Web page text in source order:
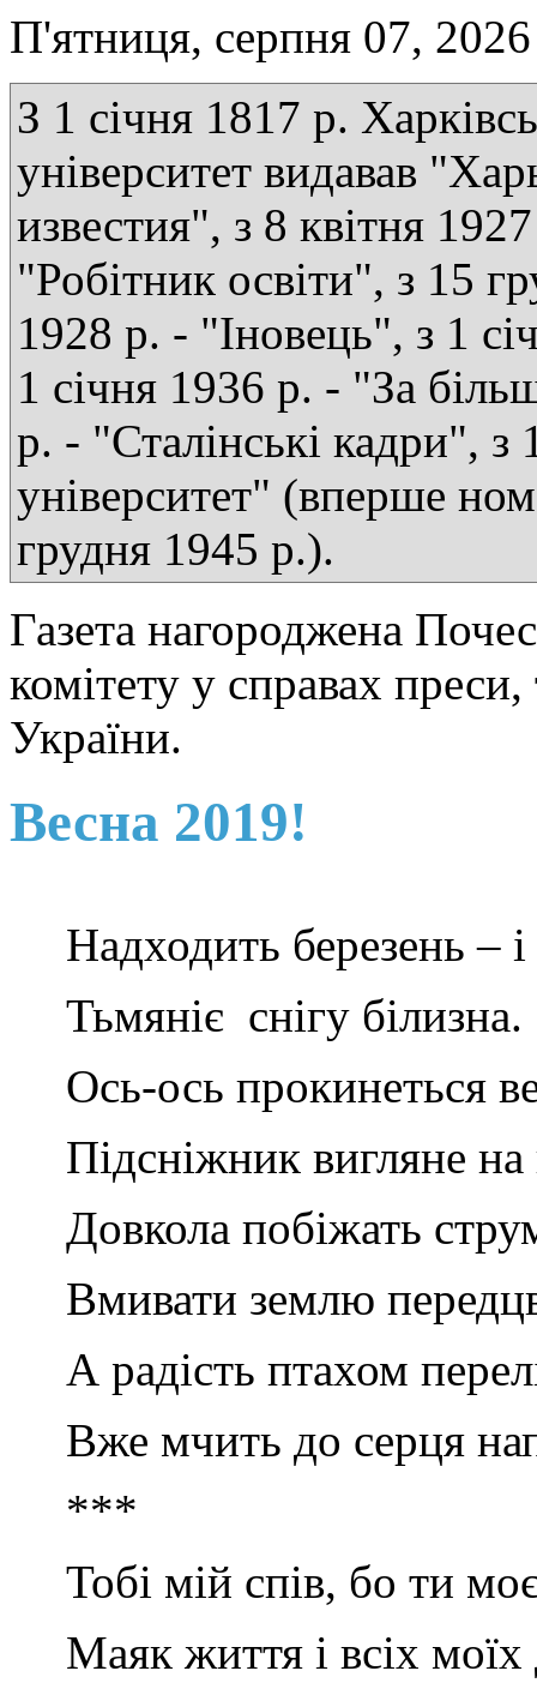
П'ятниця, серпня 07, 2026
З 1 січня 1817 р.
університет видавав
известия", з 8 квітня
"Робітник освіти", з 15
1928 р. - "Іновець", з 1
1 січня 1936 р. - "За
р. - "Сталінські кадри",
університет" (вперше
грудня 1945 р.).
Газета нагороджена
комітету у справах
України.
Весна 2019!
Надходить березень – і
Тьмяніє снігу білизна.
Ось-ось прокинеться
Підсніжник вигляне
Довкола побіжать
Вмивати землю
А радість птахом
Вже мчить до серця
***
Тобі мій спів, бо ти
Маяк життя і всіх моїх